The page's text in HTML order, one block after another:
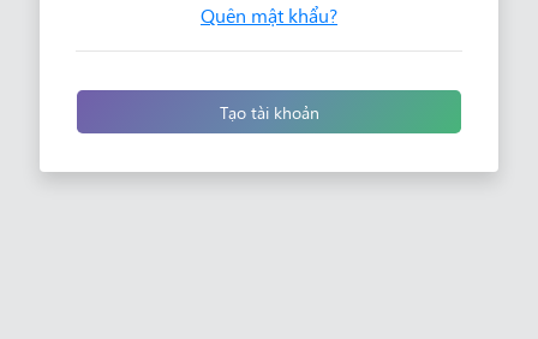
Quên mật khẩu?
Tạo tài khoản